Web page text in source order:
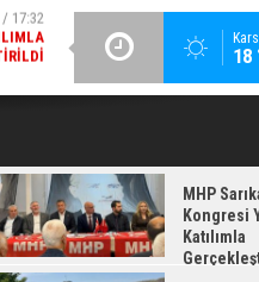
Kars
18
/ 17:08
GSB SPOR OKULLARI'NDA
MHP
Kongresi
Katılımla